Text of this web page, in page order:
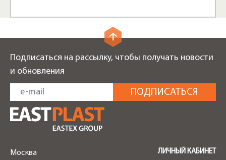
Подписаться на рассылку, чтобы получать новости
и обновления
Москва
ЛИЧНЫЙ КАБИНЕТ